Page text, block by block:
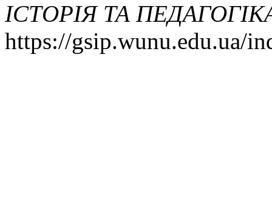
ІСТОРІЯ ТА
https://gsip.wunu.edu.ua/